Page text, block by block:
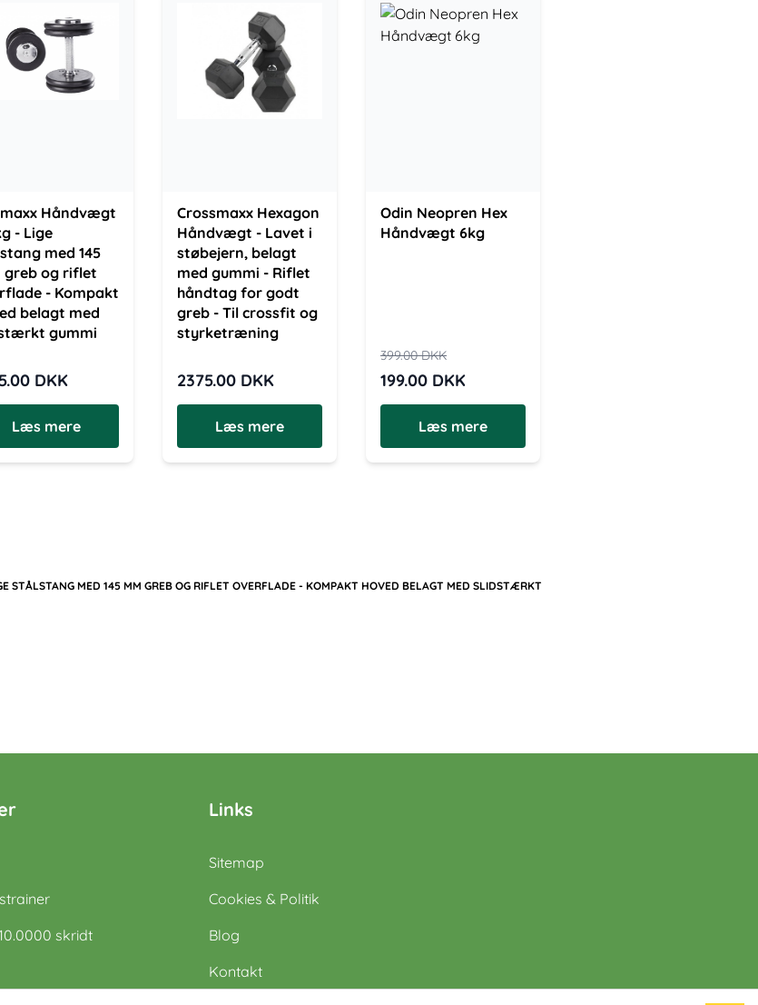
Håndvægt
- Lige
med 145
greb og riflet
- Kompakt
belagt med
gummi
DKK
Læs mere
Crossmaxx Hexagon
Håndvægt - Lavet i
støbejern, belagt
med gummi - Riflet
håndtag for godt
greb - Til crossfit og
styrketræning
2375.00 DKK
Læs mere
Odin Neopren Hex
Håndvægt 6kg
399.00DKK
199.00 DKK
Læs mere
STÅLSTANG MED 145 MM GREB OG RIFLET OVERFLADE - KOMPAKT HOVED BELAGT MED SLIDSTÆRKT
skridt
Links
Sitemap
Cookies & Politik
Blog
Kontakt